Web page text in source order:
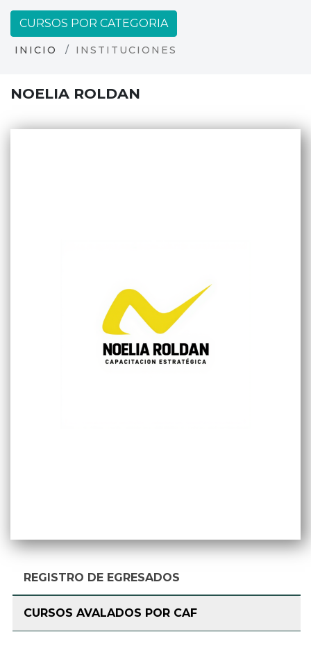
CURSOS POR CATEGORIA
INICIO INSTITUCIONES
NOELIA ROLDAN
REGISTRO DE EGRESADOS
CURSOS AVALADOS POR CAF